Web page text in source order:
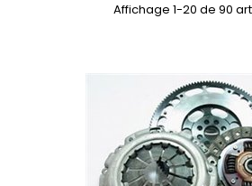
Affichage 1-20 de 90